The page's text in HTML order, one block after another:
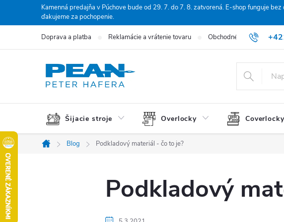
Kamenná predajňa v Púchove bude od 29. 7. do 7. 8. zatvorená. E‑shop funguje
ďakujeme za pochopenie.
Doprava a platba Reklamácie a vrátenie tovaru Obchodné podmienky
Šijacie stroje Overlocky Coverlocky
Domov
Blog Podkladový materiál - čo to je?
Podkladový